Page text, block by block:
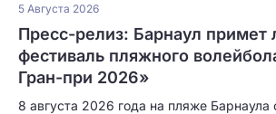
5 Августа 2026
Пресс-релиз: Барнаул примет
фестиваль пляжного
Гран-при 2026»
8 августа 2026 года на пляже Барнаула